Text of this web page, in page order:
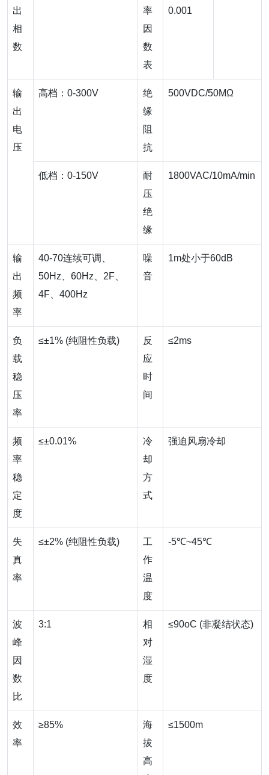
出
相
数
率
因
数
表
0.001
输
出
电
压
高档：0-300V
绝
缘
阻
抗
500VDC/50MΩ
低档：0-150V
耐
压
绝
缘
1800VAC/10mA/min
输
出
频
率
40-70连续可调、
50Hz、60Hz、2F、
4F、400Hz
噪
音
1m处小于60dB
负
载
稳
压
率
≤±1% (纯阻性负载)
反
应
时
间
≤2ms
频
率
稳
定
度
≤±0.01%
冷
却
方
式
强迫风扇冷却
失
真
率
≤±2% (纯阻性负载)
工
作
温
度
-5℃~45℃
波
峰
因
数
比
3:1
相
对
湿
度
≤90oC (非凝结状态)
效
率
≥85%
海
拔
高
≤1500m